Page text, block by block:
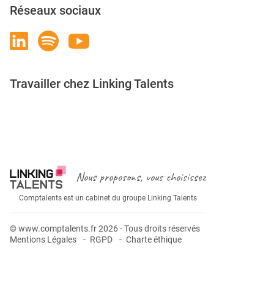
Réseaux sociaux
Travailler chez Linking Talents
Nous proposons, vous choisissez
Comptalents est un cabinet du groupe Linking Talents
© www.comptalents.fr 2026 - Tous droits réservés
Mentions Légales
RGPD Charte éthique